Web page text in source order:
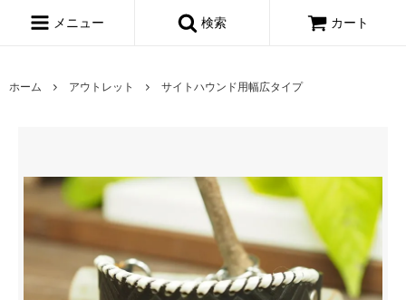
メニュー 検索 カート
ホーム アウトレット サイトハウンド用幅広タイプ